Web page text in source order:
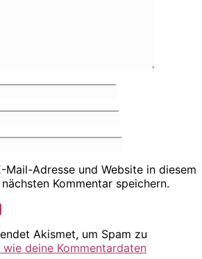
Mail-Adresse und Website in diesem
Kommentar speichern.
Akismet, um Spam zu
wie deine Kommentardaten